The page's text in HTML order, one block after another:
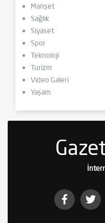
Manşet
Sağlık
Siyaset
Spor
Teknoloji
Turizm
Video Galeri
Yaşam